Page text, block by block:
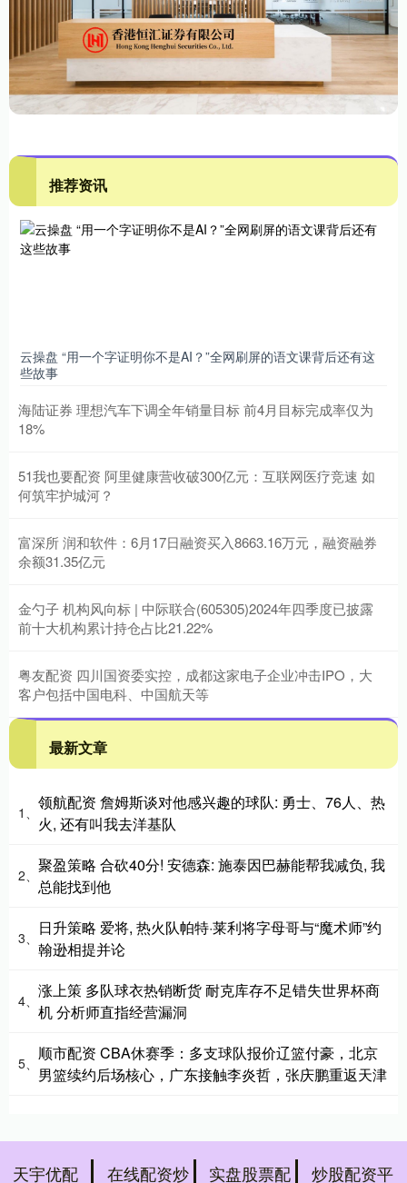
推荐资讯
云操盘 “用一个字证明你不是AI？”全网刷屏的语文课背后还有这
些故事
海陆证券 理想汽车下调全年销量目标 前4月目标完成率仅为
18%
51我也要配资 阿里健康营收破300亿元：互联网医疗竞速 如
何筑牢护城河？
富深所 润和软件：6月17日融资买入8663.16万元，融资融券
余额31.35亿元
金勺子 机构风向标 | 中际联合(605305)2024年四季度已披露
前十大机构累计持仓占比21.22%
粤友配资 四川国资委实控，成都这家电子企业冲击IPO，大
客户包括中国电科、中国航天等
最新文章
1、
领航配资 詹姆斯谈对他感兴趣的球队: 勇士、76人、热
火, 还有叫我去洋基队
2、
聚盈策略 合砍40分! 安德森: 施泰因巴赫能帮我减负, 我
总能找到他
3、
日升策略 爱将, 热火队帕特·莱利将字母哥与“魔术师”约
翰逊相提并论
4、
涨上策 多队球衣热销断货 耐克库存不足错失世界杯商
机 分析师直指经营漏洞
5、
顺市配资 CBA休赛季：多支球队报价辽篮付豪，北京
男篮续约后场核心，广东接触李炎哲，张庆鹏重返天津
天宇优配 在线配资炒 实盘股票配 炒股配资平